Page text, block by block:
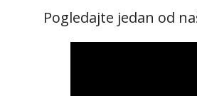
Pogledajte jedan od